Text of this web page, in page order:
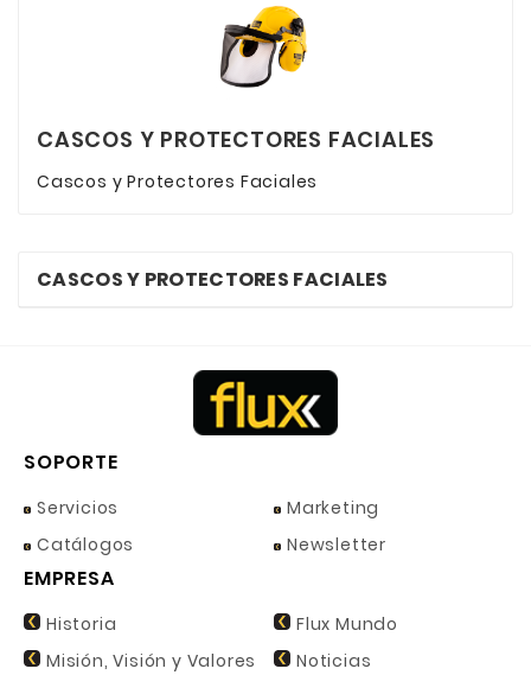
CASCOS Y PROTECTORES FACIALES
Cascos y Protectores Faciales
CASCOS Y PROTECTORES FACIALES
SOPORTE
Servicios
Catálogos
Marketing
Newsletter
EMPRESA
Historia
Misión, Visión y Valores
Flux Mundo
Noticias